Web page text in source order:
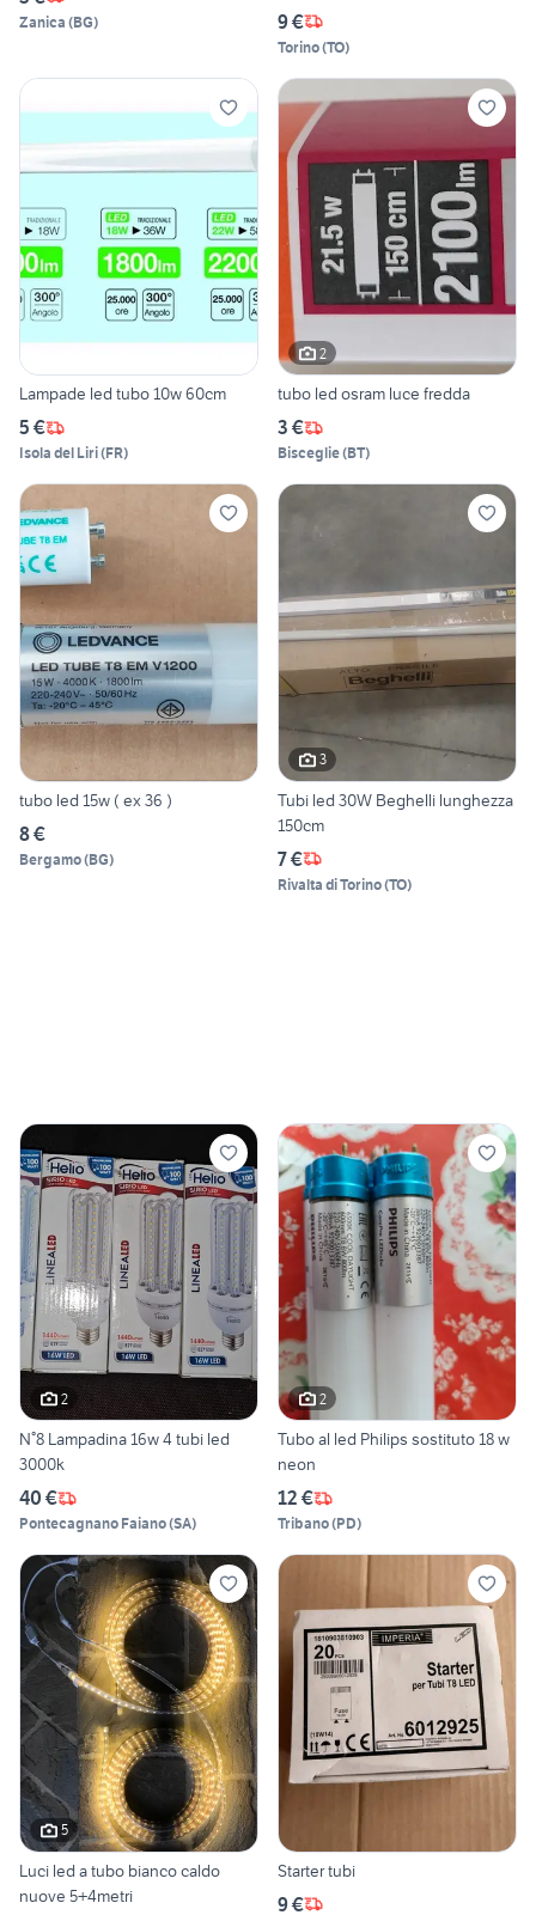
Zanica (BG) 9 €
Torino(TO)
Lampade led tubo 10w 60cm
5 €
Isola del Liri(FR)
2
tubo led osram luce fredda
3 €
Bisceglie(BT)
tubo led 15w ( ex 36 )
8 €
Bergamo(BG)
3
Tubi led 30W Beghelli lunghezza
150cm
7 €
Rivalta di Torino(TO)
2
N°8 Lampadina 16w 4 tubi led
3000k
40 €
Pontecagnano Faiano(SA)
2
Tubo al led Philips sostituto 18 w
neon
12 €
Tribano(PD)
5
Luci led a tubo bianco caldo
nuove 5+4metri
Starter tubi
9 €